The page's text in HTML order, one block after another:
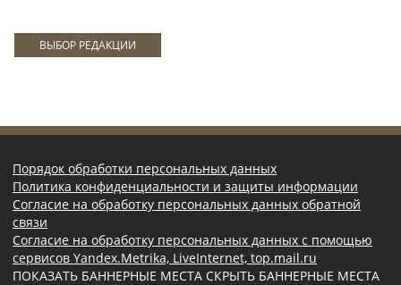
ВЫБОР РЕДАКЦИИ
Порядок обработки персональных данных
Политика конфиденциальности и защиты информации
Согласие на обработку персональных данных обратной
связи
Согласие на обработку персональных данных с помощью
сервисов Yandex.Metrika, LiveInternet, top.mail.ru
ПОКАЗАТЬ БАННЕРНЫЕ МЕСТА СКРЫТЬ БАННЕРНЫЕ МЕСТА